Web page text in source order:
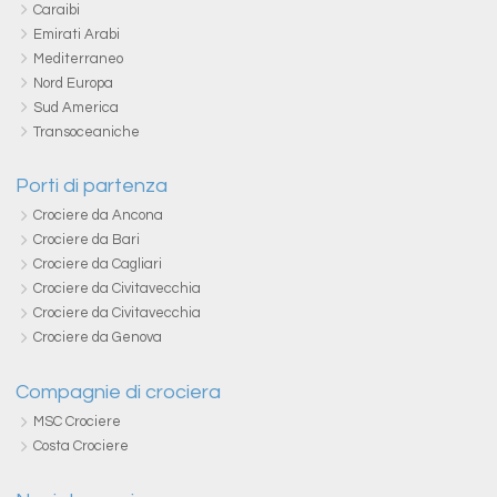
Caraibi
Emirati Arabi
Mediterraneo
Nord Europa
Sud America
Transoceaniche
Porti di partenza
Crociere da Ancona
Crociere da Bari
Crociere da Cagliari
Crociere da Civitavecchia
Crociere da Civitavecchia
Crociere da Genova
Compagnie di crociera
MSC Crociere
Costa Crociere